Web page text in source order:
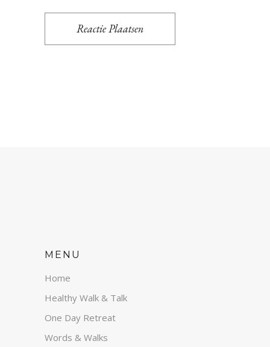
Reactie Plaatsen
MENU
Home
Healthy Walk & Talk
One Day Retreat
Words & Walks